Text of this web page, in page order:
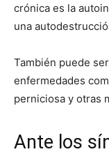
crónica es la
una
También puede
enfermedades
perniciosa y otras
Ante los